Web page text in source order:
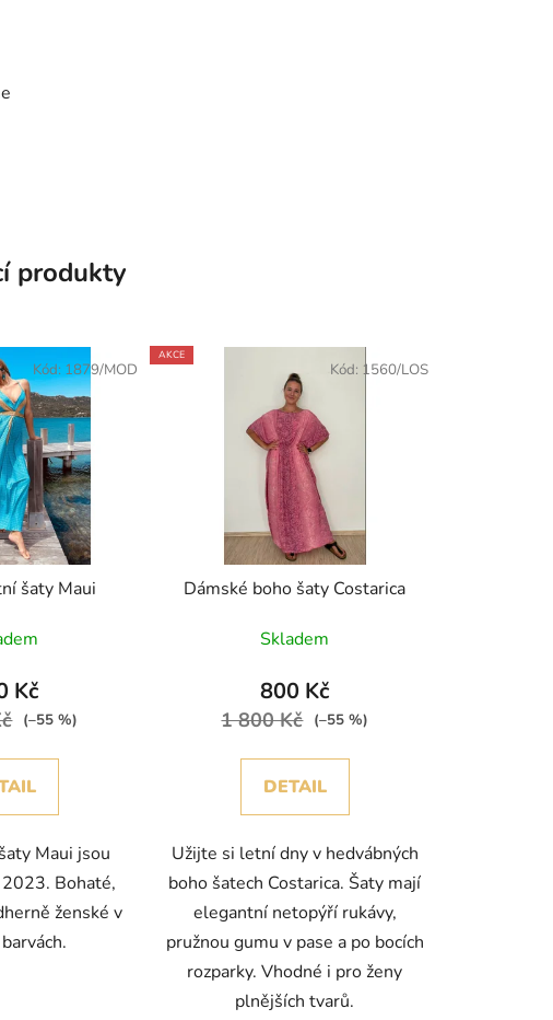
produkty
šaty Maui
Kč
(–55 %)
Maui jsou
Bohaté,
ženské v
Kód: 1879/MOD
AKCE
Dámské boho šaty Costarica
Skladem
800 Kč
1 800 Kč (–55 %)
DETAIL
Užijte si letní dny v hedvábných
boho šatech Costarica. Šaty mají
elegantní netopýří rukávy,
pružnou gumu v pase a po bocích
rozparky. Vhodné i pro ženy
plnějších tvarů.
Kód: 1560/LOS